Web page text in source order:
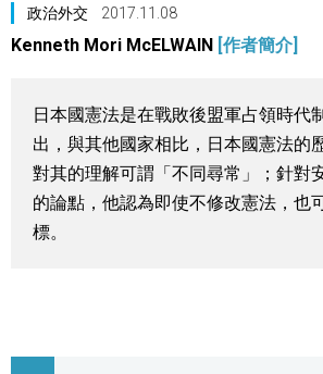
日本指南
臺灣香港
更多
政治外交 2017.11.08
Kenneth Mori McELWAIN [作者簡介]
日本國憲法是在戰敗後盟軍占領時代
出，與其他國家相比，日本國憲法的
對其的理解可謂「不同尋常」；針對
的論點，他認為即使不修改憲法，也
標。